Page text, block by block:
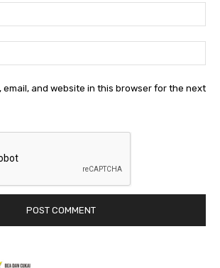
email, and website in this browser for the next